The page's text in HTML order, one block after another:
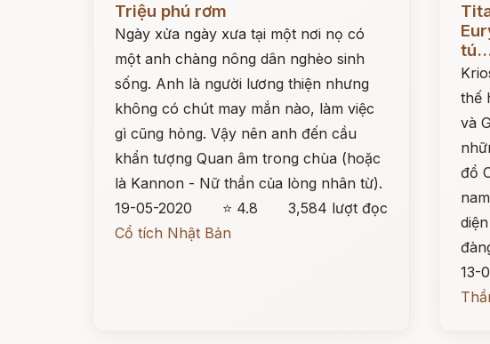
Triệu phú rơm
Ngày xửa ngày xưa tại một nơi nọ có
một anh chàng nông dân nghèo sinh
sống. Anh là người lương thiện nhưng
không có chút may mắn nào, làm việc
gì cũng hỏng. Vậy nên anh đến cầu
khẩn tượng Quan âm trong chùa (hoặc
là Kannon - Nữ thần của lòng nhân từ).
19-05-2020
⭐ 4.8
3,584 lượt đọc
Cổ tích Nhật Bản
thế
và
đổ
13-